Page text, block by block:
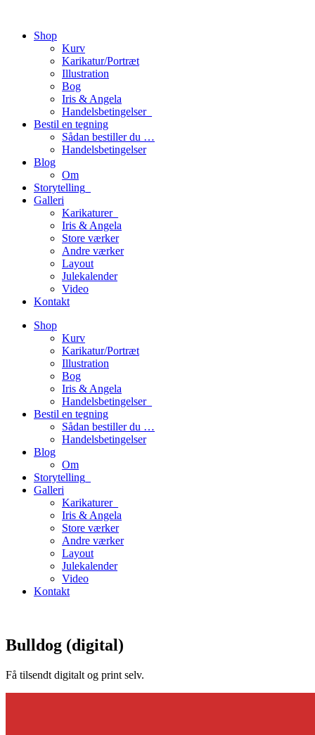
Shop
Kurv
Karikatur/Portræt
Illustration
Bog
Iris & Angela
Handelsbetingelser_
Bestil en tegning
Sådan bestiller du …
Handelsbetingelser
Blog
Om
Storytelling_
Galleri
Karikaturer_
Iris & Angela
Store værker
Andre værker
Layout
Julekalender
Video
Kontakt
Shop
Kurv
Karikatur/Portræt
Illustration
Bog
Iris & Angela
Handelsbetingelser_
Bestil en tegning
Sådan bestiller du …
Handelsbetingelser
Blog
Om
Storytelling_
Galleri
Karikaturer_
Iris & Angela
Store værker
Andre værker
Layout
Julekalender
Video
Kontakt
Bulldog (digital)
Få tilsendt digitalt og print selv.